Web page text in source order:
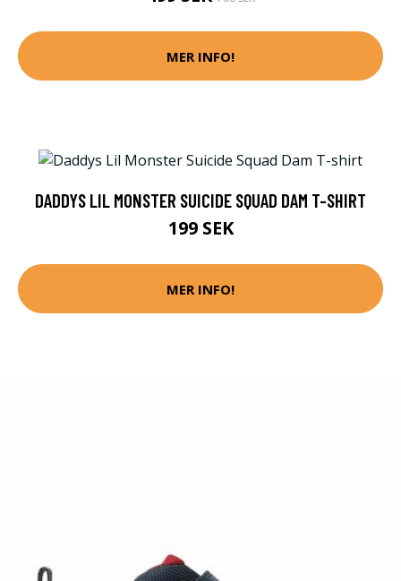
MER INFO!
DADDYS LIL MONSTER SUICIDE SQUAD DAM T-SHIRT
199 SEK
MER INFO!